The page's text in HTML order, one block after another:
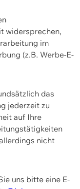
widersprechen,
im
(z.B. Werbe-E-
das
jederzeit zu
auf Ihre
nicht
uns bitte eine E-